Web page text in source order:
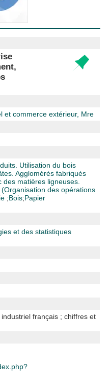
et commerce extérieur, Mre
Utilisation du bois
Agglomérés fabriqués
matières ligneuses.
(Organisation des opérations
;Bois;Papier
et des statistiques
français ; chiffres et